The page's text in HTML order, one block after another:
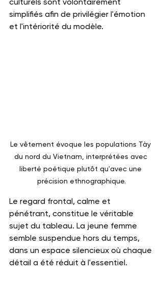
simplifiés afin de privilégier l'émotion
et l'intériorité du modèle.
Le vêtement évoque les populations Tày
du nord du Vietnam, interprétées avec
liberté poétique plutôt qu'avec une
précision ethnographique.
Le regard frontal, calme et
pénétrant, constitue le véritable
sujet du tableau. La jeune femme
semble suspendue hors du temps,
dans un espace silencieux où chaque
détail a été réduit à l'essentiel.